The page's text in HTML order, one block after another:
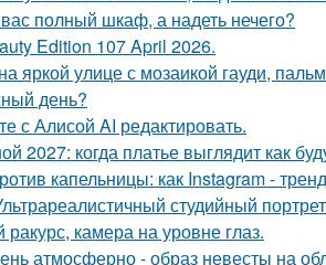
полный шкаф, а надеть нечего?
Edition 107 April 2026.
яркой улице с мозаикой гауди,
день?
с Алисой AI редактировать.
2027: когда платье выглядит как
капельницы: как Instagram -
студийный
камера на уровне глаз.
атмосферно - образ невесты на